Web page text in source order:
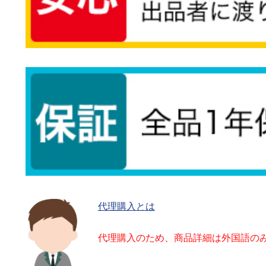
代理購入とは
代理購入のため、商品詳細は外国語の